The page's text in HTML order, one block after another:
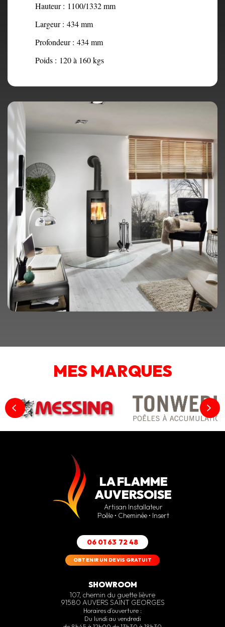
Hauteur : 1100/1332 mm
Largeur : 434 mm
Profondeur : 434 mm
Poids : 120 à 160 kgs
MES MARQUES
LA FLAMME
AUVERSOISE
Artisan Installateur
Poêle • Cheminée • Insert
SHOWROOM
107, chemin du guette lièvre
91580 AUVERS SAINT GEORGES
Horaires d’ouverture :
Du lundi au vendredi
06 01 63 72 48
OBTENIR UN DEVIS GRATUIT